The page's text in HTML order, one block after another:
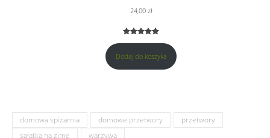
24,00 zł
Dodaj do koszyka
domowa spiżarnia domowe przetwory
przetwory
sałatka na zimę
warzywa